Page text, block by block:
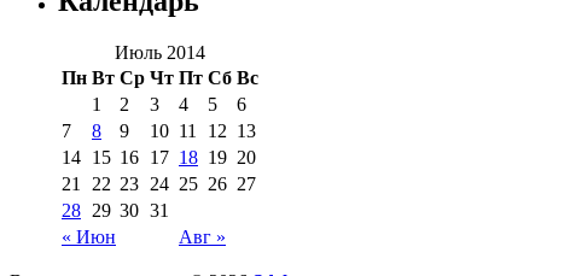
Июль 2014
Пн Вт Ср Чт Пт Сб Вс
« Июн Авг »
1 2 3 4 5
6
7
8 9 10 11 12 13
14 15 16 17 18 19 20
21
22 23 24 25 26 27
28 29 30 31